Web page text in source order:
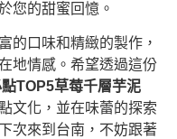
您的甜蜜回憶。
的口味和精緻的製作，
地情感。希望透過這份
TOP5草莓千層芋泥
文化，並在味蕾的探索
次來到台南，不妨跟著